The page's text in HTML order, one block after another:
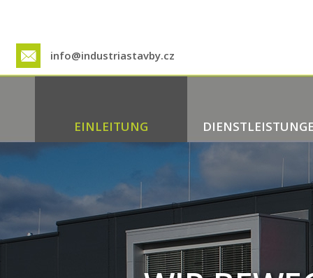
EINLEITUNG
info@industriastavby.cz